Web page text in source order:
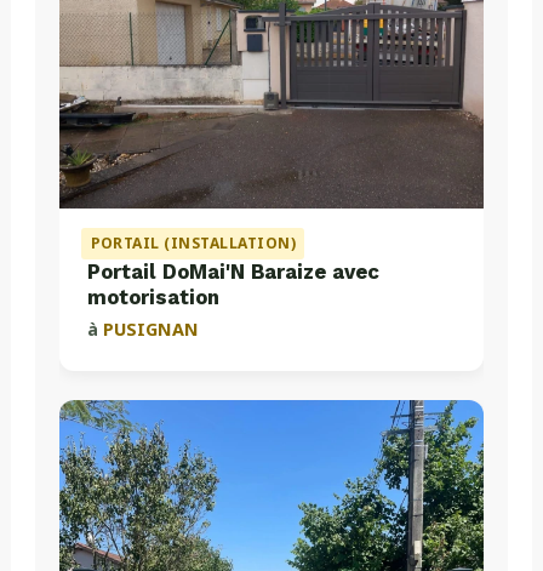
PORTAIL (INSTALLATION)
Portail DoMai'N Baraize avec
motorisation
à PUSIGNAN